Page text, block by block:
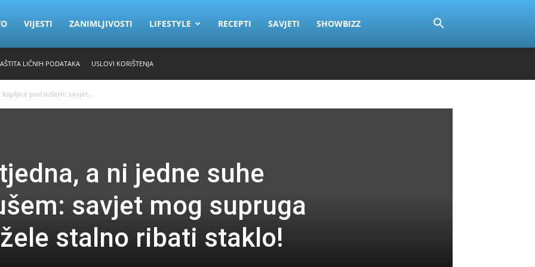
VIJESTI ZANIMLJIVOSTI LIFESTYLE RECEPTI SAVJETI SHOWBIZZ
LIČNIH PODATAKA USLOVI KORIŠTENJA
pod tušem: savjet...
a ni jedne suhe
savjet mog supruga
stalno ribati staklo!